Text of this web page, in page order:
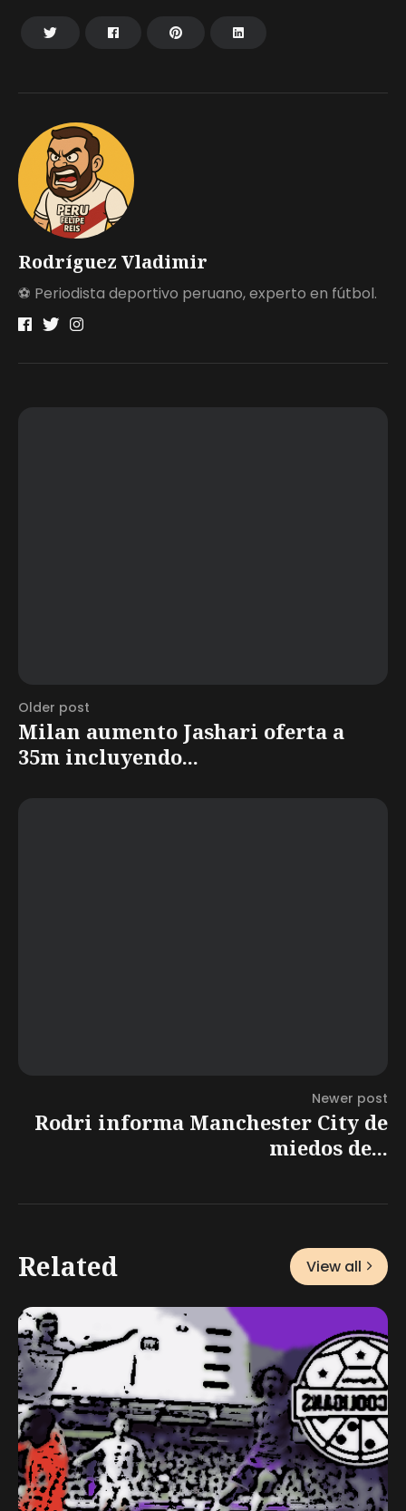
Rodríguez Vladimir
⚽ Periodista deportivo peruano, experto en fútbol.
Older post
Milan aumento Jashari oferta a
35m incluyendo...
Newer post
Rodri informa Manchester City de
miedos de...
Related View all